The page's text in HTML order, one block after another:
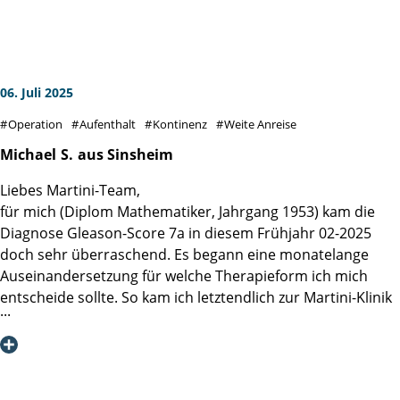
Probe aus der Prostata wird über die MRT Aufnahme eine
Operateur mit der Nadel sicher die gewünschten Stellen
ansteuern. Es wird nicht mehr im Nebel gestochert.
06. Juli 2025
Operation Aufenthalt Kontinenz Weite Anreise
Michael S. aus Sinsheim
Liebes Martini-Team,
für mich (Diplom Mathematiker, Jahrgang 1953) kam die
Diagnose Gleason-Score 7a in diesem Frühjahr 02-2025
doch sehr überraschend. Es begann eine monatelange
Auseinandersetzung für welche Therapieform ich mich
entscheide sollte. So kam ich letztendlich zur Martini-Klinik
und zu einem Gespräch mit Prof. Dr. Steuber. Seine
Klarheit, Empathie und Offenheit für verschiedene Ansätze